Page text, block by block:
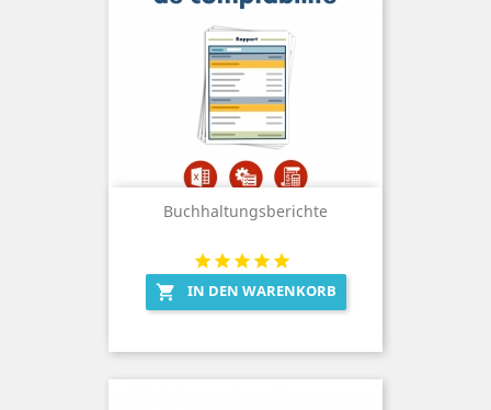
Buchhaltungsberichte
 IN DEN WARENKORB